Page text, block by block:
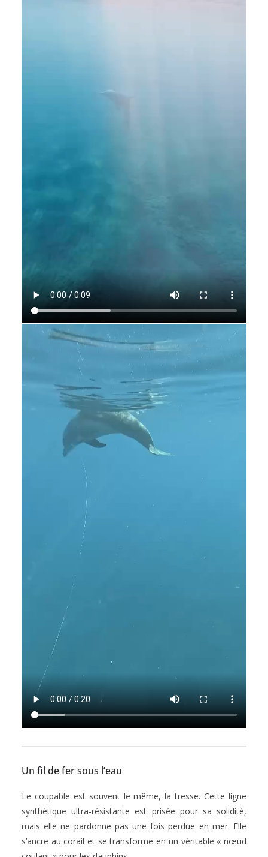
Un fil de fer sous l’eau
Le coupable est souvent le même, la tresse. Cette ligne
synthétique ultra-résistante est prisée pour sa solidité,
mais elle ne pardonne pas une fois perdue en mer. Elle
s’ancre au corail et se transforme en un véritable « nœud